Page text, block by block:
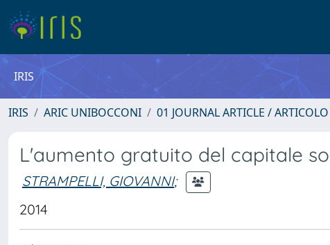
IRIS
IRIS ARIC UNIBOCCONI 01 JOURNAL ARTICLE /
L'aumento gratuito del capitale
STRAMPELLI, GIOVANNI;
2014